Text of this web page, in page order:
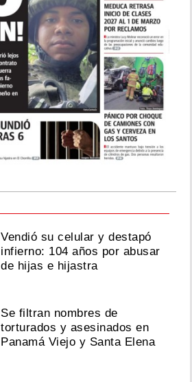
Vendió su celular y destapó
infierno: 104 años por abusar
de hijas e hijastra
Se filtran nombres de
torturados y asesinados en
Panamá Viejo y Santa Elena